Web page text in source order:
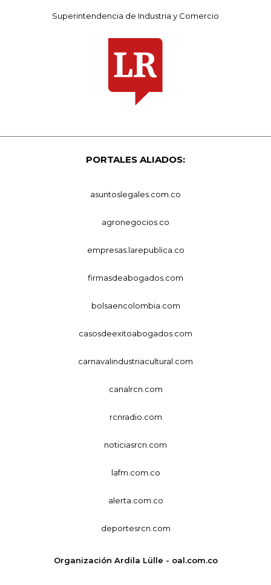
Superintendencia de Industria y Comercio
PORTALES ALIADOS:
asuntoslegales.com.co
agronegocios.co
empresas.larepublica.co
firmasdeabogados.com
bolsaencolombia.com
casosdeexitoabogados.com
carnavalindustriacultural.com
canalrcn.com
rcnradio.com
noticiasrcn.com
lafm.com.co
alerta.com.co
deportesrcn.com
Organización Ardila Lülle - oal.com.co